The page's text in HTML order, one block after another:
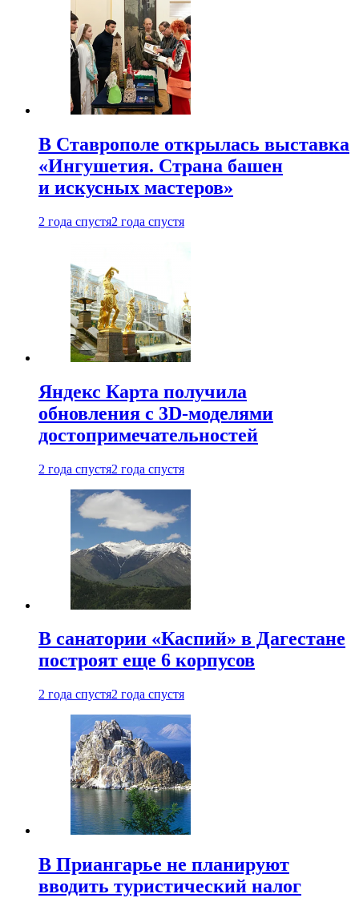
В Ставрополе открылась выставка
«Ингушетия. Страна башен
и искусных мастеров»
2 года спустя2 года спустя
Яндекс Карта получила
обновления с 3D-моделями
достопримечательностей
2 года спустя2 года спустя
В санатории «Каспий» в Дагестане
построят еще 6 корпусов
2 года спустя2 года спустя
В Приангарье не планируют
вводить туристический налог